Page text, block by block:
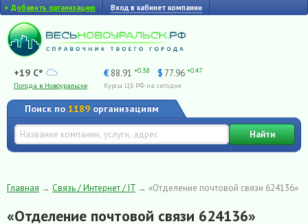
+ Добавить организацию Вход в кабинет компании
+19 C°
Погода в Новоуральске
€ 88.91 +0.38 $ 77.96 +0.47
Курсы ЦБ РФ на сегодня
Поиск по 1189 организациям
Найти
Главная → Связь / Интернет / IT → «Отделение почтовой связи 624136»
«Отделение почтовой связи 624136»